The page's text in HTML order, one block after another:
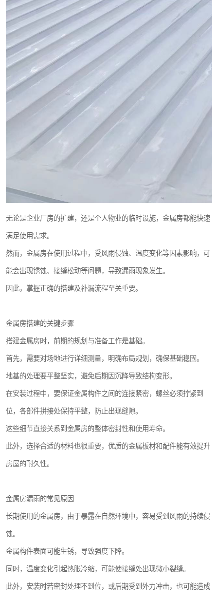
无论是企业厂房的扩建，还是个人物业的临时设施，金属房都能快速
满足使用需求。
然而，金属房在使用过程中，受风雨侵蚀、温度变化等因素影响，可
能会出现锈蚀、接缝松动等问题，导致漏雨现象发生。
因此，掌握正确的搭建及补漏流程至关重要。
金属房搭建的关键步骤
搭建金属房时，前期的规划与准备工作是基础。
首先，需要对场地进行详细测量，明确布局规划，确保基础稳固。
地基的处理要平整坚实，避免后期因沉降导致结构变形。
在安装过程中，要保证金属构件之间的连接紧密，螺丝必须拧紧到
位，各部件拼接处保持平整，防止出现缝隙。
这些细节直接关系到金属房的整体密封性和使用寿命。
此外，选择合适的材料也很重要，优质的金属板材和配件能有效提升
房屋的耐久性。
金属房漏雨的常见原因
长期使用的金属房，由于暴露在自然环境中，容易受到风雨的持续侵
蚀。
金属构件表面可能生锈，导致强度下降。
同时，温度变化引起热胀冷缩，可能使接缝处出现微小裂缝。
此外，安装时若密封处理不到位，或后期受到外力冲击，也可能造成